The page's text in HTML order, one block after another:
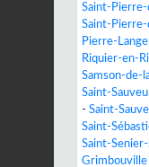
Saint-Pierre-
Saint-
Pierre-
Riquier-en-
Samson-de-
Saint-
- Saint-
Saint-
Saint-
Grimbouville